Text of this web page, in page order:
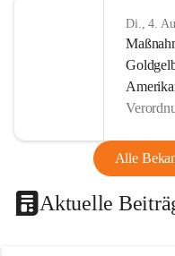
Di., 4.
Alle
Aktuelle